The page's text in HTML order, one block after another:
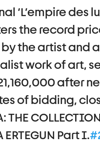
‘L’empire des
the record
the artist and
work of art,
after
of bidding,
THE
ERTEGUN Part I.